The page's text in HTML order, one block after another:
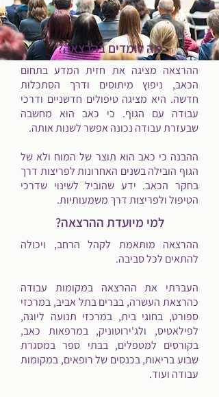
מה לומדים בהרצאה?
ההרצאה מציגה את חזית המדע בתחום
הכאב, ניפוץ מיתוסים ודרך הסתכלות
חדשה. היא מציגה טיפולים חדשניים ודרכי
עבודה עם הגוף. כי כאב הוא מחשבה
שבעזרת עבודה נכונה אפשר לשנות אותה.
ההבנה כי כאב הוא תוצר של המוח ולא של
הגוף הובילה בשנים האחרונות לפריצות דרך
בחקר הכאב. ידע שהוביל לשינוי שדרכי
הטיפול ולפריצות דרך משמעותיות.
למי מיועדת ההרצאה?
ההרצאה מותאמת לקהל הרחב, ויכולה
להתאים לכל סביבה.
העברתי את ההרצאה במקומות עבודה
כהרצאת העשרה, בברים בתל אביב, במרכזי
ספורט, בחוגי בית, במרכזי תנועה ליוגה,
לפילאטיס, ולג'ירוטוניק, במרפאות כאב,
בקורסים למטפלים, בבתי ספר במסגרת
שבוע בריאות, בכנסים של רופאים, במקומות
עבודה ועוד.